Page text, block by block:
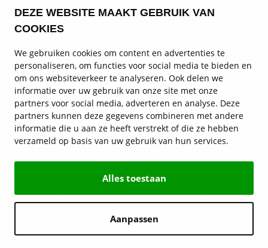
DEZE WEBSITE MAAKT GEBRUIK VAN
COOKIES
We gebruiken cookies om content en advertenties te
personaliseren, om functies voor social media te bieden en
om ons websiteverkeer te analyseren. Ook delen we
informatie over uw gebruik van onze site met onze
partners voor social media, adverteren en analyse. Deze
partners kunnen deze gegevens combineren met andere
informatie die u aan ze heeft verstrekt of die ze hebben
verzameld op basis van uw gebruik van hun services.
Alles toestaan
Aanpassen
30+ locaties in België
Voorraad
Service en diensten
Merken
Locaties
More for you.
© Hedin Mobility Group 2026
Privacy statement
Disclaimer
Cookies